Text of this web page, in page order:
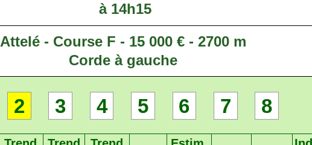
à 14h15
Attelé - Course F - 15 000 € - 2700 m
Corde à gauche
2 3 4 5 6 7 8